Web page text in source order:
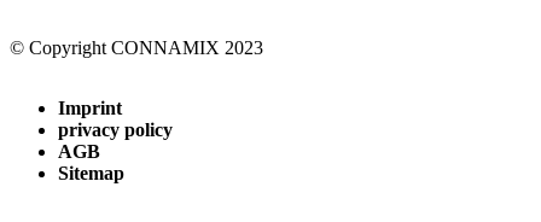
© Copyright CONNAMIX 2023
Imprint
privacy policy
AGB
Sitemap